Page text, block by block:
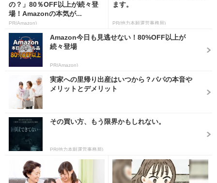
の？」80％OFF以上が続々登
場！Amazonの本気が...
PR(Amazon)
ます。
PR(他力本願運営事務局)
Amazon今日も見逃せない！80%OFF以上が
続々登場
PR(Amazon)
実家への里帰り出産はいつから？パパの本音や
メリットとデメリット
その買い方、もう限界かもしれない。
PR(他力本願運営事務局)